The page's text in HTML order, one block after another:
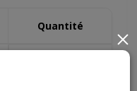
Quantité
×